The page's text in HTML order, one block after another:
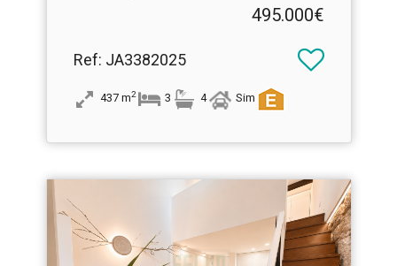
495.000€
Ref: JA3382025
437 m2 3 4 Sim